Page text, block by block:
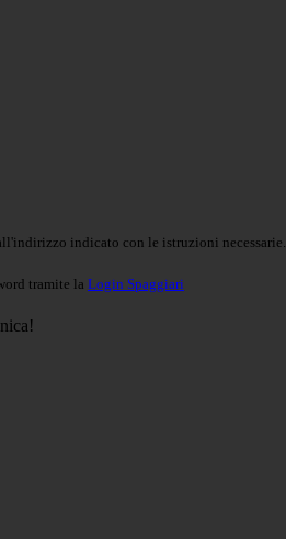
indicato con le istruzioni necessarie.
tramite la Login Spaggiari